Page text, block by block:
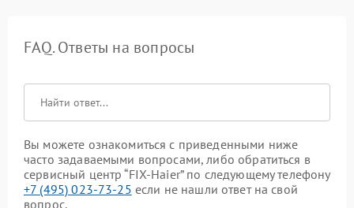
FAQ. Ответы на вопросы
Вы можете ознакомиться с приведенными ниже
часто задаваемыми вопросами, либо обратиться в
сервисный центр “FIX-Haier” по следующему телефону
+7 (495) 023-73-25 если не нашли ответ на свой
вопрос.